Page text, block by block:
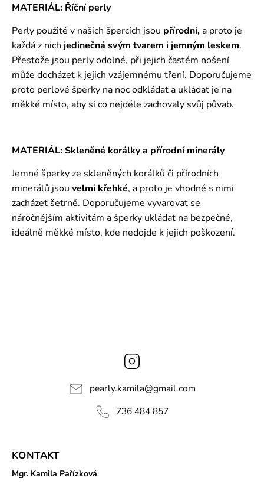
MATERIÁL: Říční perly
Perly použité v našich špercích jsou přírodní,a proto je
každá z nich jedinečná svým tvarem i jemným leskem.
Přestože jsou perly odolné, při jejich častém nošení
může docházet k jejich vzájemnému tření. Doporučujeme
proto perlové šperky na noc odkládat a ukládat je na
měkké místo, aby si co nejdéle zachovaly svůj půvab.
MATERIÁL: Skleněné korálky a přírodní minerály
Jemné šperky ze skleněných korálků či přírodních
minerálů jsou velmi křehké, a proto je vhodné s nimi
zacházet šetrně. Doporučujeme vyvarovat se
náročnějším aktivitám a šperky ukládat na bezpečné,
ideálně měkké místo, kde nedojde k jejich poškození.
pearly.kamila@gmail.com
736 484 857
KONTAKT
Mgr. Kamila Pařízková